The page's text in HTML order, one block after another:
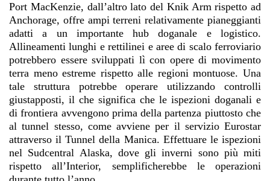
Port MacKenzie, dall’altro lato del Knik Arm rispetto ad
Anchorage, offre ampi terreni relativamente pianeggianti
adatti a un importante hub doganale e logistico.
Allineamenti lunghi e rettilinei e aree di scalo ferroviario
potrebbero essere sviluppati lì con opere di movimento
terra meno estreme rispetto alle regioni montuose. Una
tale struttura potrebbe operare utilizzando controlli
giustapposti, il che significa che le ispezioni doganali e
di frontiera avvengono prima della partenza piuttosto che
al tunnel stesso, come avviene per il servizio Eurostar
attraverso il Tunnel della Manica. Effettuare le ispezioni
nel Sudcentral Alaska, dove gli inverni sono più miti
rispetto all’Interior, semplificherebbe le operazioni